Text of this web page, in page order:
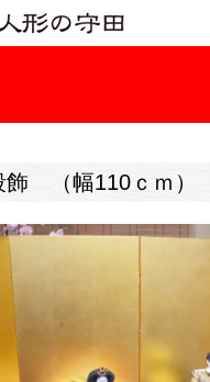
ひ
飾 （幅110ｃｍ）